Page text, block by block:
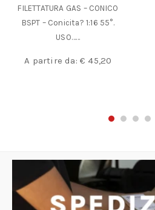
FILETTATURA GAS – CONICO
BSPT – Conicita? 1:16 55°.
USO……
A partire da: € 45,20